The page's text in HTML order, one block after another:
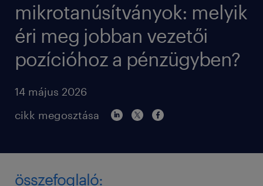
mikrotanúsítványok: melyik
éri meg jobban vezetői
pozícióhoz a pénzügyben?
14 május 2026
cikk megosztása
összefoglaló: